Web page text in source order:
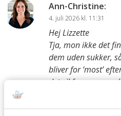
Ann-Christine:
4. juli 2026 kl. 11:31
Hej Lizzette
Tja, mon ikke det
dem uden sukker,
bliver for ‘most’
det vil fungere